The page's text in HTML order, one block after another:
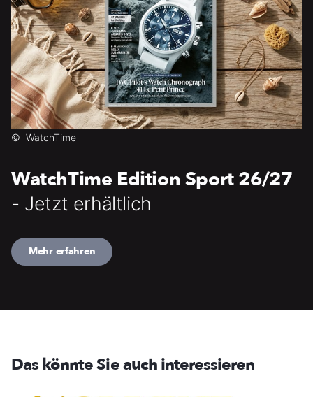
© WatchTime
WatchTime Edition Sport 26/27
- Jetzt erhältlich
Mehr erfahren
Das könnte Sie auch interessieren